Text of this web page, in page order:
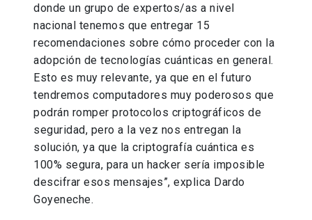
donde un grupo de expertos/as a nivel
nacional tenemos que entregar 15
recomendaciones sobre cómo proceder con la
adopción de tecnologías cuánticas en general.
Esto es muy relevante, ya que en el futuro
tendremos computadores muy poderosos que
podrán romper protocolos criptográficos de
seguridad, pero a la vez nos entregan la
solución, ya que la criptografía cuántica es
100% segura, para un hacker sería imposible
descifrar esos mensajes”, explica Dardo
Goyeneche.